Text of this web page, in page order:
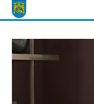
Skip
to